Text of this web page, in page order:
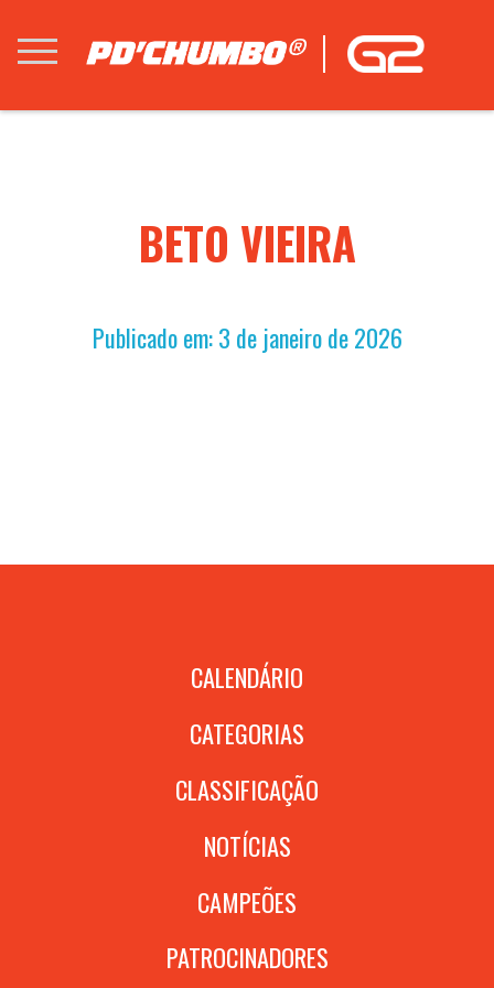
BETO VIEIRA
Publicado em: 3 de janeiro de 2026
CALENDÁRIO
CATEGORIAS
CLASSIFICAÇÃO
NOTÍCIAS
CAMPEÕES
PATROCINADORES